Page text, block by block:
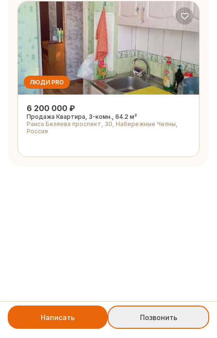
Написать Позвонить
ЛЮДИ PRO
6 200 000 ₽
Продажа Квартира, 3-комн., 64.2 м²
Раиса Беляева проспект, 30, Набережные Челны,
Россия